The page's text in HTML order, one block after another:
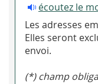
écoutez le
Les adresses
Elles seront
envoi.
(*) champ